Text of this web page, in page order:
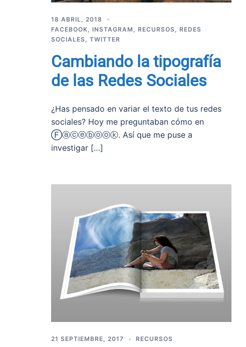
18 ABRIL, 2018
FACEBOOK
INSTAGRAM RECURSOS
REDES
SOCIALES
TWITTER
Cambiando la tipografía
de las Redes Sociales
¿Has pensado en variar el texto de tus redes
sociales? Hoy me preguntaban cómo en
Ⓕⓐⓒⓔⓑⓞⓞⓚ. Así que me puse a
investigar […]
21 SEPTIEMBRE, 2017 RECURSOS